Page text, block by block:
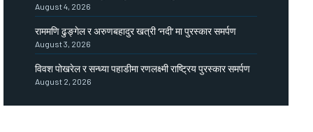
August 4, 2026
राममणि ढुङ्गेल र अरुणबहादुर खत्री ‘नदी’ मा पुरस्कार समर्पण
August 3, 2026
विवश पोखरेल र सन्ध्या पहाडीमा रणलक्ष्मी राष्ट्रिय पुरस्कार समर्पण
August 2, 2026